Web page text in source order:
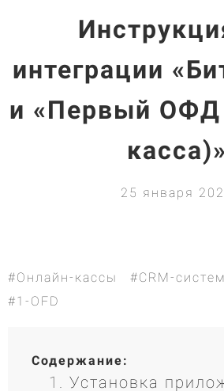
интеграции
и «Первый ОФД
касса)»
25 января
#Онлайн-кассы #CRM-
#1-OFD
Содержание:
Установка